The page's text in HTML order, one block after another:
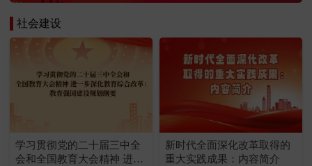
社会建设
学习贯彻党的二十届三中全
会和全国教育大会精神 进一
新时代全面深化改革取得的
重大实践成果：内容简介